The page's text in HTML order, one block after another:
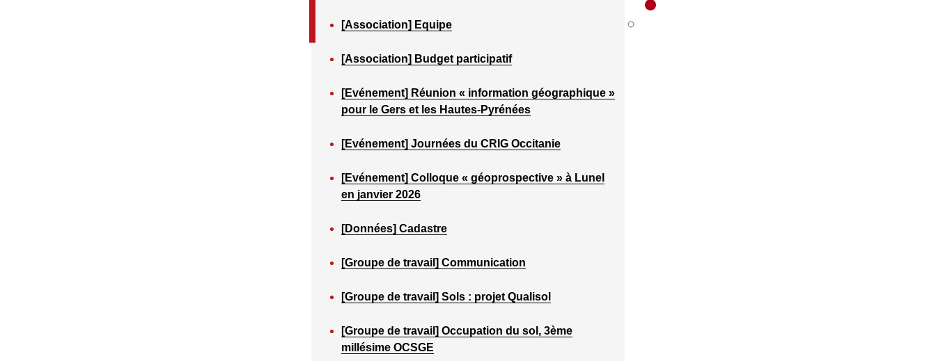
[Association] Equipe
[Association] Budget participatif
[Evénement] Réunion « information géographique »
pour le Gers et les Hautes-Pyrénées
[Evénement] Journées du CRIG Occitanie
[Evénement] Colloque « géoprospective » à Lunel
en janvier 2026
[Données] Cadastre
[Groupe de travail] Communication
[Groupe de travail] Sols : projet Qualisol
[Groupe de travail] Occupation du sol, 3ème
millésime OCSGE